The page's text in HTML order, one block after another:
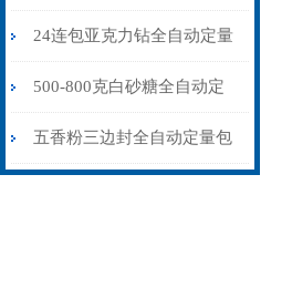
机100-500克\包
24连包亚克力钻全自动定量
包装机高精度不漏料厂家
500-800克白砂糖全自动定
量包装机量杯式
五香粉三边封全自动定量包